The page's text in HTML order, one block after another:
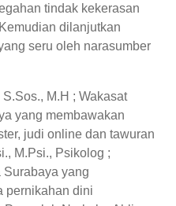
tindak kekerasan
dilanjutkan
seru oleh narasumber
M.H ; Wakasat
yang membawakan
judi online dan tawuran
M.Psi., Psikolog ;
Surabaya yang
pernikahan dini